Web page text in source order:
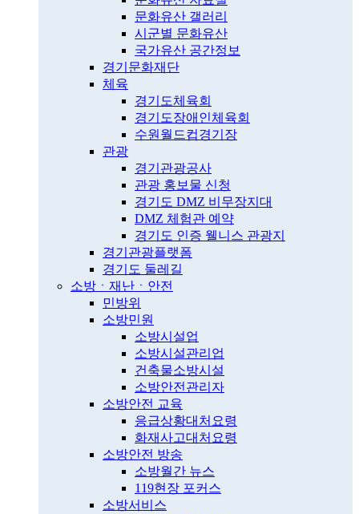
문화유산 갤러리
시군별 문화유산
국가유산 공간정보
경기문화재단
체육
경기도체육회
경기도장애인체육회
수원월드컵경기장
관광
경기관광공사
관광 홍보물 신청
경기도 DMZ 비무장지대
DMZ 체험관 예약
경기도 인증 웰니스 관광지
경기관광플랫폼
경기도 둘레길
소방ㆍ재난ㆍ안전
민방위
소방민원
소방시설업
소방시설관리업
건축물소방시설
소방안전관리자
소방안전 교육
응급상황대처요령
화재사고대처요령
소방안전 방송
소방월간 뉴스
119현장 포커스
소방서비스